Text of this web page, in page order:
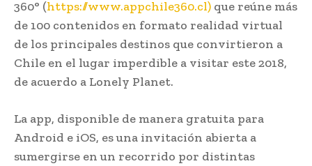
360° (https://www.appchile360.cl) que reúne más
de 100 contenidos en formato realidad virtual
de los principales destinos que convirtieron a
Chile en el lugar imperdible a visitar este 2018,
de acuerdo a Lonely Planet.
La app, disponible de manera gratuita para
Android e iOS, es una invitación abierta a
sumergirse en un recorrido por distintas